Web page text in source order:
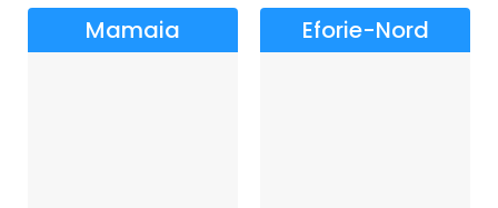
Mamaia Eforie-Nord